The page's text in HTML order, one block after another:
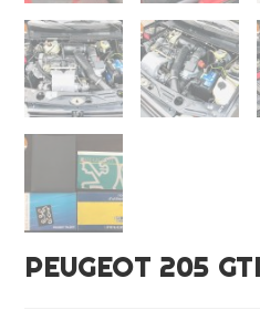
PEUGEOT 205